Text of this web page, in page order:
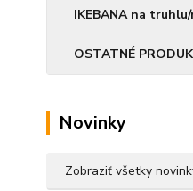
IKEBANA na
OSTATNÉ
Novinky
Zobraziť všetky